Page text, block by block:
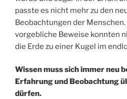
passte es nicht mehr zu den
Beobachtungen der
vorgebliche Beweise konnten
die Erde zu einer Kugel im
Wissen muss sich immer neu
Erfahrung und Beobachtung
dürfen.